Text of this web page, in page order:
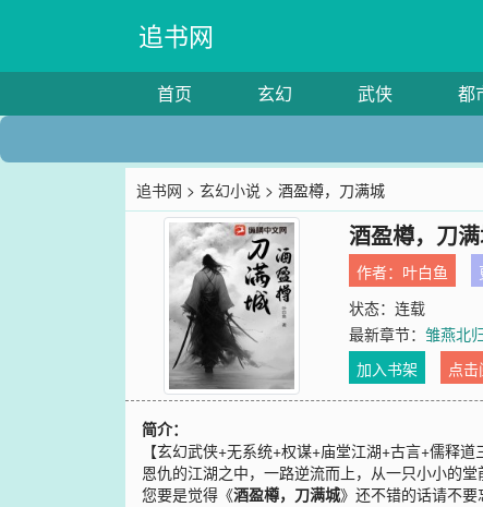
追书网
首页 玄幻 武侠 都
追书网 >玄幻小说 > 酒盈樽，刀满城
酒盈樽，刀
作者： 叶白鱼
状态：连载
最新章节：雏燕北
加入书架
点
简介：
【玄幻武侠+无系统+权谋+庙堂江湖+古言+儒释
恩仇的江湖之中，一路逆流而上，从一只小小的
您要是觉得《酒盈樽，刀满城》还不错的话请不要